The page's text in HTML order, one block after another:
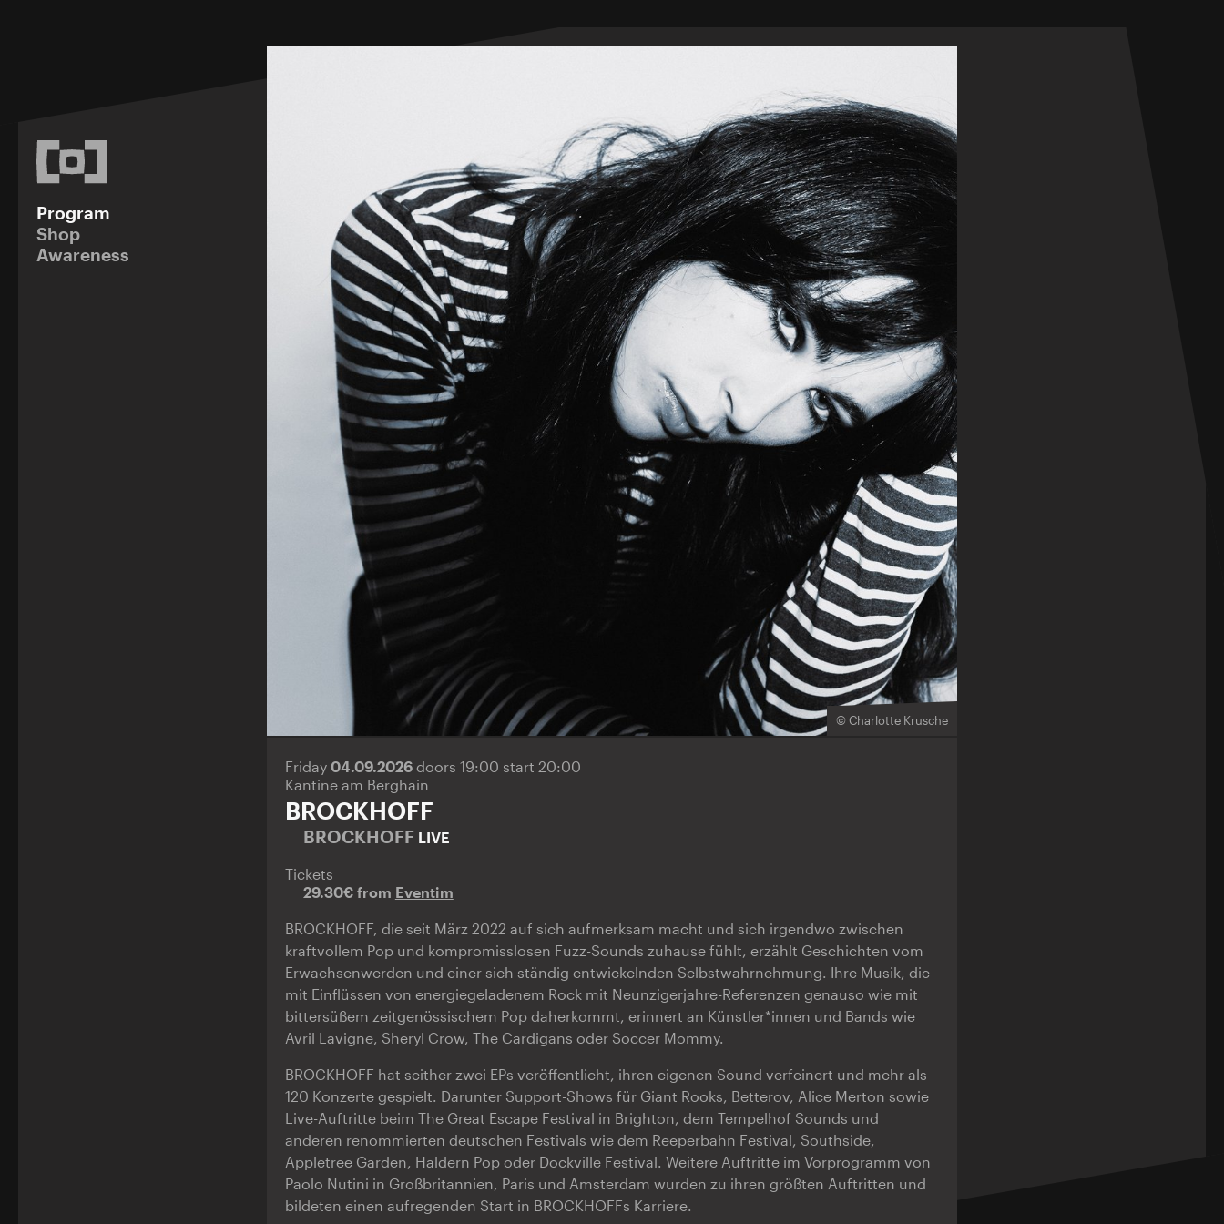
Program
Shop
Awareness
© Charlotte Krusche
Friday 04.09.2026 doors 19:00 start 20:00
Kantine am Berghain
BROCKHOFF
BROCKHOFF LIVE
Tickets
29.30€ from Eventim
BROCKHOFF, die seit März 2022 auf sich aufmerksam macht und sich irgendwo zwischen
kraftvollem Pop und kompromisslosen Fuzz-Sounds zuhause fühlt, erzählt Geschichten vom
Erwachsenwerden und einer sich ständig entwickelnden Selbstwahrnehmung. Ihre Musik, die
mit Einflüssen von energiegeladenem Rock mit Neunzigerjahre-Referenzen genauso wie mit
bittersüßem zeitgenössischem Pop daherkommt, erinnert an Künstler*innen und Bands wie
Avril Lavigne, Sheryl Crow, The Cardigans oder Soccer Mommy.
BROCKHOFF hat seither zwei EPs veröffentlicht, ihren eigenen Sound verfeinert und mehr als
120 Konzerte gespielt. Darunter Support-Shows für Giant Rooks, Betterov, Alice Merton sowie
Live-Auftritte beim The Great Escape Festival in Brighton, dem Tempelhof Sounds und
anderen renommierten deutschen Festivals wie dem Reeperbahn Festival, Southside,
Appletree Garden, Haldern Pop oder Dockville Festival. Weitere Auftritte im Vorprogramm von
Paolo Nutini in Großbritannien, Paris und Amsterdam wurden zu ihren größten Auftritten und
bildeten einen aufregenden Start in BROCKHOFFs Karriere.